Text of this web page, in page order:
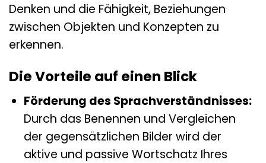
Denken und die Fähigkeit, Beziehungen
zwischen Objekten und Konzepten zu
erkennen.
Die Vorteile auf einen Blick
Förderung des Sprachverständnisses:
Durch das Benennen und Vergleichen
der gegensätzlichen Bilder wird der
aktive und passive Wortschatz Ihres